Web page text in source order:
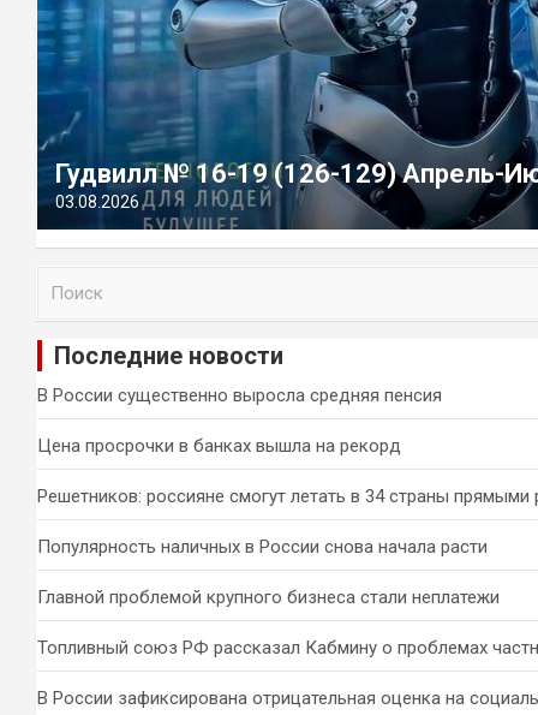
Гудвилл № 16-19 (126-129) Апрель-
03.08.2026
и
Последние новости
В России существенно выросла средняя пенсия
Цена просрочки в банках вышла на рекорд
Решетников: россияне смогут летать в 34 страны прямыми
Популярность наличных в России снова начала расти
Главной проблемой крупного бизнеса стали неплатежи
Топливный союз РФ рассказал Кабмину о проблемах
В России зафиксирована отрицательная оценка на